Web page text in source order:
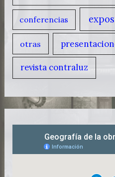
conferencias
otras
revista contraluz